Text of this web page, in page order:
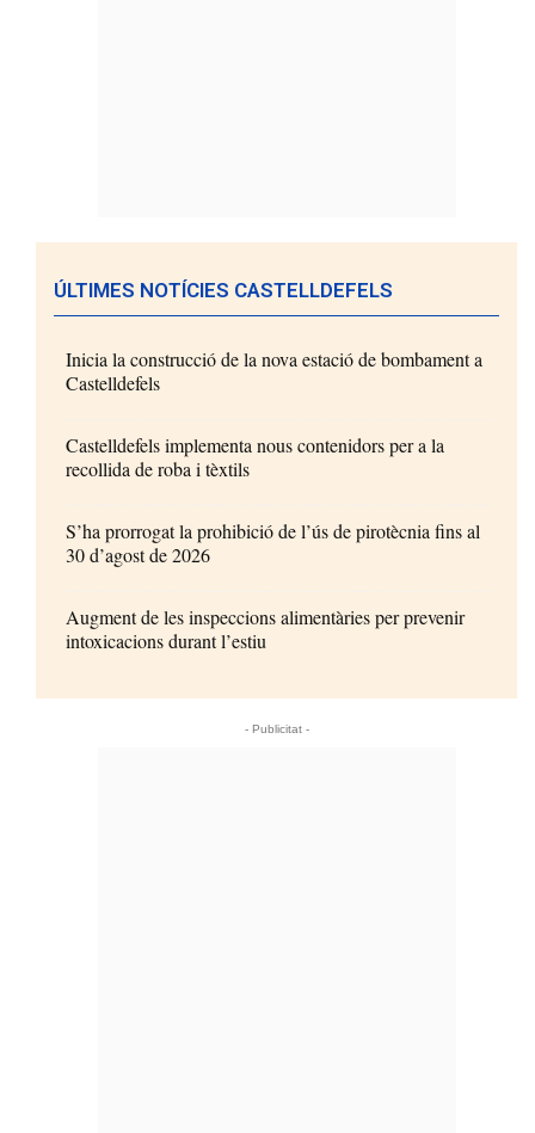
ÚLTIMES NOTÍCIES CASTELLDEFELS
Inicia la construcció de la nova estació de bombament a
Castelldefels
Castelldefels implementa nous contenidors per a la
recollida de roba i tèxtils
S’ha prorrogat la prohibició de l’ús de pirotècnia fins al
30 d’agost de 2026
Augment de les inspeccions alimentàries per prevenir
intoxicacions durant l’estiu
- Publicitat -